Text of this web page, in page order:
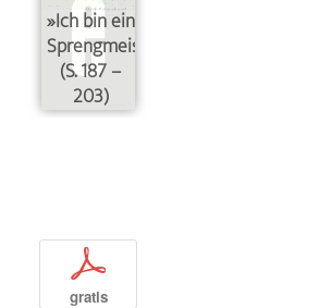
»Ich bin ein
Sprengmeister«
(S. 187 –
203)
p
gratis